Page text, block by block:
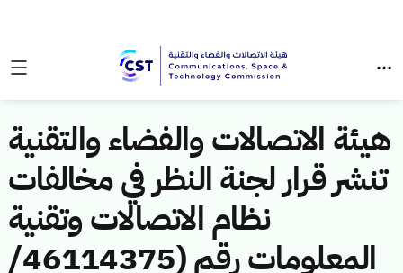
هيئة الاتصالات والفضاء والتقنية
تنشر قرار لجنة النظر في مخالفات
نظام الاتصالات وتقنية
المعلومات رقم (46114375/